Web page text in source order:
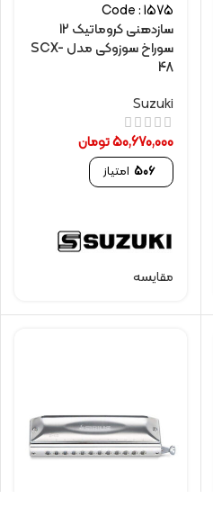
Code : 1575
سازدهنی کروماتیک 12
سوراخ سوزوکی مدل SCX-
48
Suzuki
50,670,000تومان
506 امتیاز
مقایسه